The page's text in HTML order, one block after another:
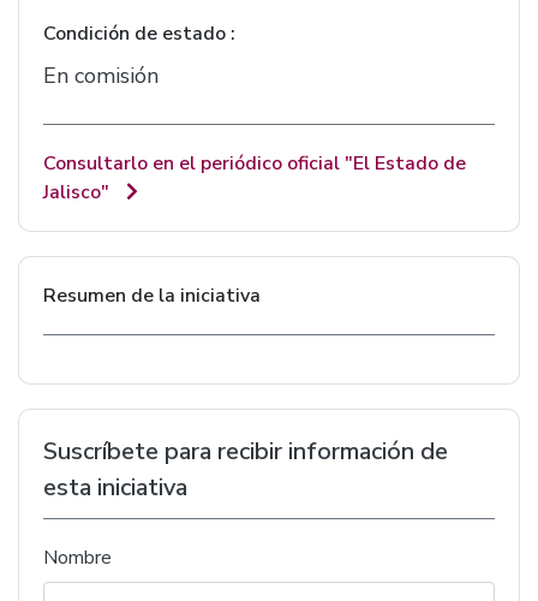
Condición de estado :
En comisión
Consultarlo en el periódico oficial "El Estado de
Jalisco"
Resumen de la iniciativa
Suscríbete para recibir información de
esta iniciativa
Nombre